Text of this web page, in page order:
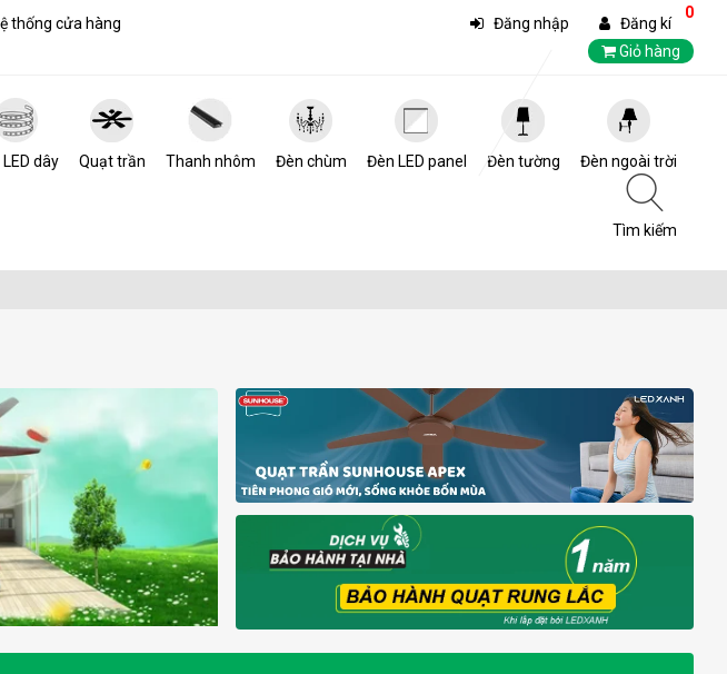
thống cửa hàng Đăng nhập
Đăng kí
Giỏ hàng
0
dây Quạt trần Thanh nhôm Đèn chùm Đèn LED panel Đèn tường Đèn ngoài trời
Tìm kiếm